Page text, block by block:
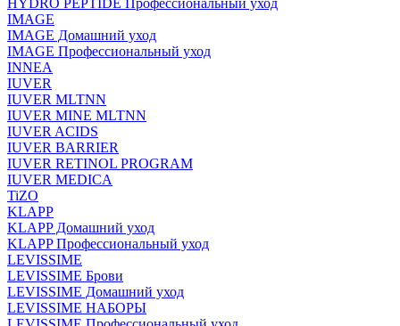
HYDRO PEPTIDE Профессиональный уход
IMAGE
IMAGE Домашний уход
IMAGE Профессиональный уход
INNEA
IUVER
IUVER MLTNN
IUVER MINE MLTNN
IUVER ACIDS
IUVER BARRIER
IUVER RETINOL PROGRAM
IUVER MEDICA
TiZO
KLAPP
KLAPP Домашний уход
KLAPP Профессиональный уход
LEVISSIME
LEVISSIME Брови
LEVISSIME Домашний уход
LEVISSIME НАБОРЫ